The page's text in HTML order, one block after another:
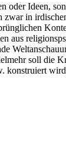
Ideen,
in
soll